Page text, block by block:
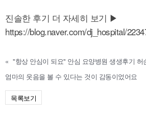
진솔한 후기 더 자세히 보기 ▶
https://blog.naver.com/dj_hospital/
« "항상 안심이 되요" 안심 요양병원 생생후기 허
엄마의 웃음을 볼 수 있다는 것이 감동이었어요
목록보기